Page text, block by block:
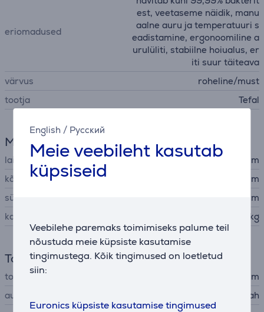
English / Русский
Meie veebileht kasutab
küpsiseid
Veebilehe paremaks toimimiseks palume teil
nõustuda meie küpsiste kasutamise
tingimustega. Kõik tingimused on loetletud
siin:
Euronics küpsiste kasutamise tingimused
eriomadused
est, veetaseme näidik, manu
aalne auru ja temperatuuri s
eadistamine, ergonoomiline a
urulüliti, stabiilne hoiualus, er
iti suur täiteava
värvus
roheline/must
tootja
Tefal
Mõõtmed
laius
13,5 cm
kõrgus
16 cm
sügavus
31 cm
kaal
1,295 kg
Toide
toitejuhtme pikkus
2 m
automaatne väljalülitus
Jah